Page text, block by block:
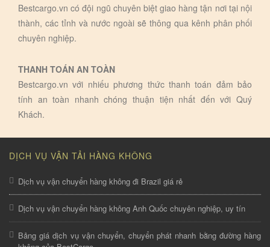
Bestcargo.vn có đội ngũ chuyên biệt giao hàng tận nơi tại nội
thành, các tỉnh và nước ngoài sẽ thông qua kênh phân phối
chuyên nghiệp.
THANH TOÁN AN TOÀN
Bestcargo.vn với nhiếu phương thức thanh toán đảm bảo
tính an toàn nhanh chóng thuận tiện nhất đến với Quý
Khách.
DỊCH VỤ VẬN TẢI HÀNG KHÔNG
Dịch vụ vận chuyển hàng không đi Brazil giá rẻ
Dịch vụ vận chuyển hàng không Anh Quốc chuyên nghiệp, uy tín
Bảng giá dịch vụ vận chuyển, chuyển phát nhanh bằng đường hàng